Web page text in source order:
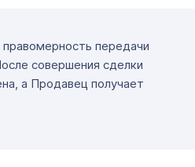
передачи
совершения сделки
а Продавец получает